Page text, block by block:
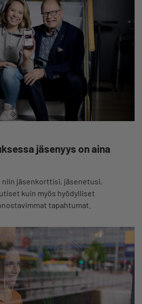
jäsenyys on aina
niin jäsenkorttisi, jäsenetusi,
kuin myös hyödylliset
tapahtumat.